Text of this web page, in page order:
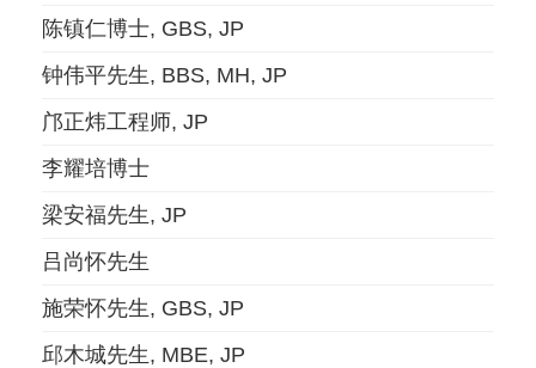
陈镇仁博士, GBS, JP
钟伟平先生, BBS, MH, JP
邝正炜工程师, JP
李耀培博士
梁安福先生, JP
吕尚怀先生
施荣怀先生, GBS, JP
邱木城先生, MBE, JP